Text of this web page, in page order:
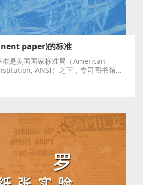
paper)的标准
是美国国家标准局（American
ANSI）之下，专司图书馆...